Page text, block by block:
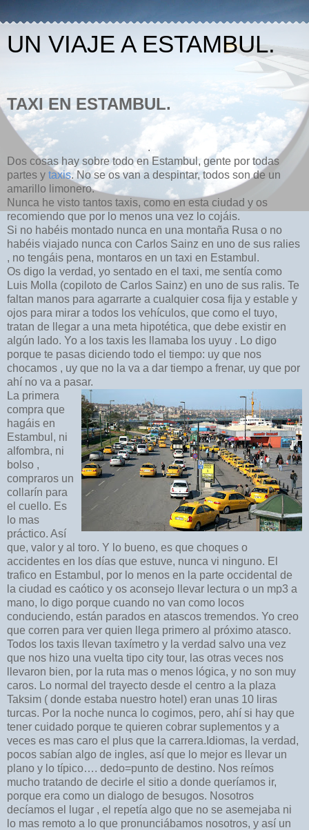
UN VIAJE A ESTAMBUL.
TAXI EN ESTAMBUL.
.
Dos cosas hay sobre todo en Estambul, gente por todas
partes y taxis. No se os van a despintar, todos son de un
amarillo limonero.
Nunca he visto tantos taxis, como en esta ciudad y os
recomiendo que por lo menos una vez lo cojáis.
Si no habéis montado nunca en una montaña Rusa o no
habéis viajado nunca con Carlos Sainz en uno de sus ralies
, no tengáis pena, montaros en un taxi en Estambul.
Os digo la verdad, yo sentado en el taxi, me sentía como
Luis Molla (copiloto de Carlos Sainz) en uno de sus ralis. Te
faltan manos para agarrarte a cualquier cosa fija y estable y
ojos para mirar a todos los vehículos, que como el tuyo,
tratan de llegar a una meta hipotética, que debe existir en
algún lado. Yo a los taxis les llamaba los uyuy . Lo digo
porque te pasas diciendo todo el tiempo: uy que nos
chocamos , uy que no la va a dar tiempo a frenar, uy que por
ahí no va a pasar.
La primera
compra que
hagáis en
Estambul, ni
alfombra, ni
bolso ,
compraros un
collarín para
el cuello. Es
lo mas
práctico. Así
que, valor y al toro. Y lo bueno, es que choques o
accidentes en los días que estuve, nunca vi ninguno. El
trafico en Estambul, por lo menos en la parte occidental de
la ciudad es caótico y os aconsejo llevar lectura o un mp3 a
mano, lo digo porque cuando no van como locos
conduciendo, están parados en atascos tremendos. Yo creo
que corren para ver quien llega primero al próximo atasco.
Todos los taxis llevan taxímetro y la verdad salvo una vez
que nos hizo una vuelta tipo city tour, las otras veces nos
llevaron bien, por la ruta mas o menos lógica, y no son muy
caros. Lo normal del trayecto desde el centro a la plaza
Taksim ( donde estaba nuestro hotel) eran unas 10 liras
turcas. Por la noche nunca lo cogimos, pero, ahí si hay que
tener cuidado porque te quieren cobrar suplementos y a
veces es mas caro el plus que la carrera.Idiomas, la verdad,
pocos sabían algo de ingles, así que lo mejor es llevar un
plano y lo típico…. dedo=punto de destino. Nos reímos
mucho tratando de decirle el sitio a donde queríamos ir,
porque era como un dialogo de besugos. Nosotros
decíamos el lugar , el repetía algo que no se asemejaba ni
lo mas remoto a lo que pronunciábamos nosotros, y así un